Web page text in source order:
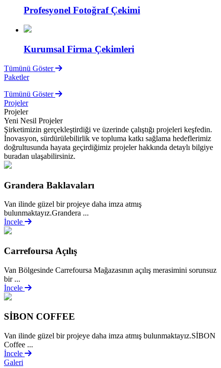
Profesyonel Fotoğraf Çekimi
Kurumsal Firma Çekimleri
Tümünü Göster
Paketler
Tümünü Göster
Projeler
Projeler
Yeni Nesil Projeler
Şirketimizin gerçekleştirdiği ve üzerinde çalıştığı projeleri keşfedin.
İnovasyon, sürdürülebilirlik ve topluma katkı sağlama hedeflerimiz
doğrultusunda hayata geçirdiğimiz projeler hakkında detaylı bilgiye
buradan ulaşabilirsiniz.
Grandera Baklavaları
Van ilinde güzel bir projeye daha imza atmış
bulunmaktayız.Grandera ...
İncele
Carrefoursa Açılış
Van Bölgesinde Carrefoursa Mağazasının açılış merasimini sorunsuz
bir ...
İncele
SİBON COFFEE
Van ilinde güzel bir projeye daha imza atmış bulunmaktayız.SİBON
Coffee ...
İncele
Galeri